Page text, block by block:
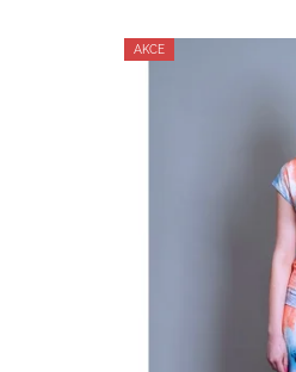
AKCE